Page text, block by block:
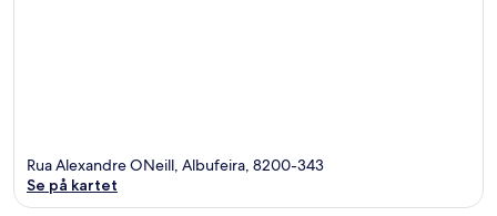
Rua Alexandre ONeill, Albufeira, 8200-343
Se på kartet